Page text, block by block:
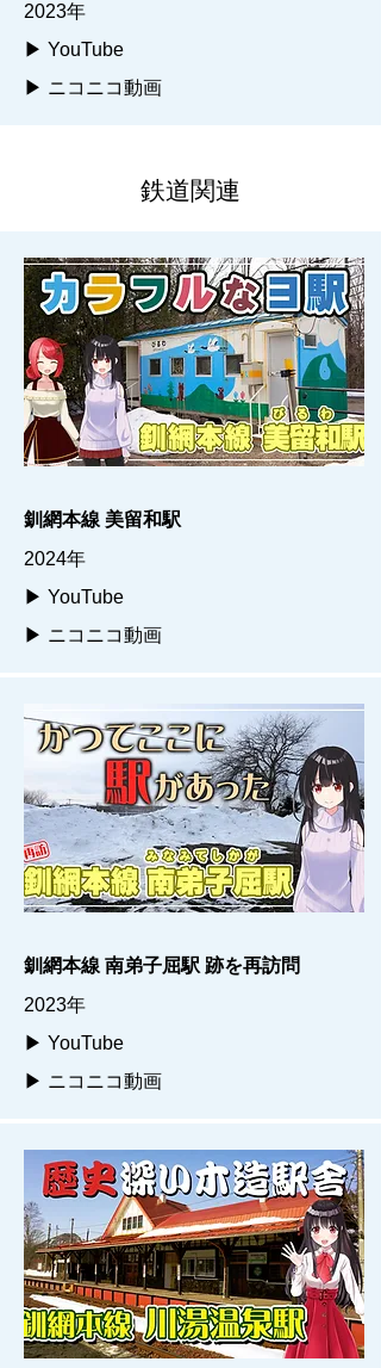
2023年
▶ YouTube
▶ ニコニコ動画
鉄道関連
釧網本線 美留和駅
2024年
▶ YouTube
▶ ニコニコ動画
釧網本線 南弟子屈駅 跡を再訪問
2023年
▶ YouTube
▶ ニコニコ動画